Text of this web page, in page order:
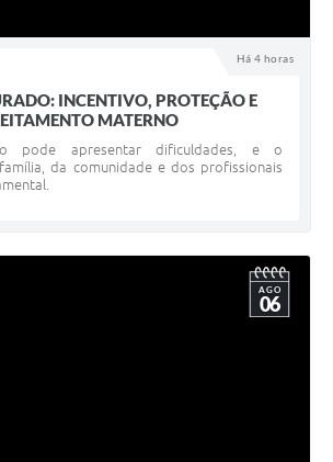
Há 4 horas
INCENTIVO, PROTEÇÃO E
MATERNO
pode apresentar dificuldades, e o
da comunidade e dos profissionais
AGO
06